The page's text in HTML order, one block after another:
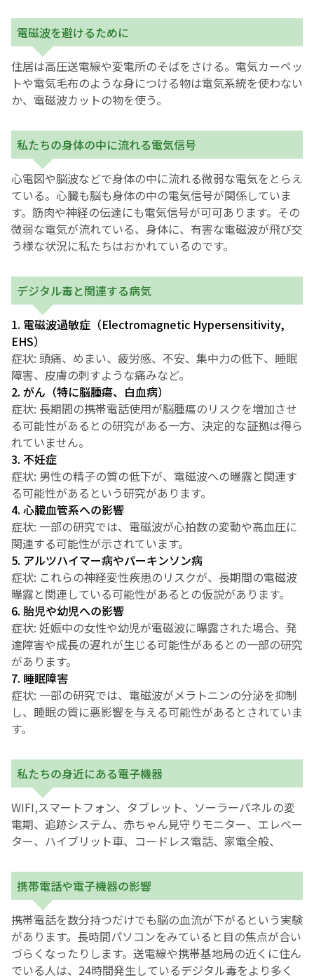
電磁波を避けるために
住居は高圧送電線や変電所のそばをさける。電気カーペッ
トや電気毛布のような身につける物は電気系統を使わない
か、電磁波カットの物を使う。
私たちの身体の中に流れる電気信号
心電図や脳波などで身体の中に流れる微弱な電気をとらえ
ている。心臓も脳も身体の中の電気信号が関係していま
す。筋肉や神経の伝達にも電気信号が可可あります。その
微弱な電気が流れている、身体に、有害な電磁波が飛び交
う様な状況に私たちはおかれているのです。
デジタル毒と関連する病気
1. 電磁波過敏症（Electromagnetic Hypersensitivity,
EHS）
症状: 頭痛、めまい、疲労感、不安、集中力の低下、睡眠
障害、皮膚の刺すような痛みなど。
2. がん（特に脳腫瘍、白血病）
症状: 長期間の携帯電話使用が脳腫瘍のリスクを増加させ
る可能性があるとの研究がある一方、決定的な証拠は得ら
れていません。
3. 不妊症
症状: 男性の精子の質の低下が、電磁波への曝露と関連す
る可能性があるという研究があります。
4. 心臓血管系への影響
症状: 一部の研究では、電磁波が心拍数の変動や高血圧に
関連する可能性が示されています。
5. アルツハイマー病やパーキンソン病
症状: これらの神経変性疾患のリスクが、長期間の電磁波
曝露と関連している可能性があるとの仮説があります。
6. 胎児や幼児への影響
症状: 妊娠中の女性や幼児が電磁波に曝露された場合、発
達障害や成長の遅れが生じる可能性があるとの一部の研究
があります。
7. 睡眠障害
症状: 一部の研究では、電磁波がメラトニンの分泌を抑制
し、睡眠の質に悪影響を与える可能性があるとされていま
す。
私たちの身近にある電子機器
WIFI,スマートフォン、タブレット、ソーラーパネルの変
電期、追跡システム、赤ちゃん見守りモニター、エレベー
ター、ハイブリット車、コードレス電話、家電全般、
携帯電話や電子機器の影響
携帯電話を数分持つだけでも脳の血流が下がるという実験
があります。長時間パソコンをみていると目の焦点が合い
づらくなったりします。送電線や携帯基地局の近くに住ん
でいる人は、24時間発生しているデジタル毒をより多く